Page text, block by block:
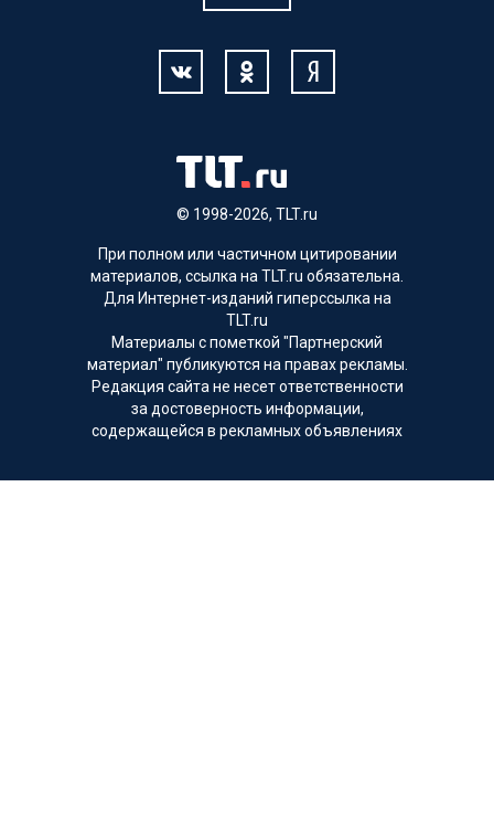
© 1998-2026, TLT.ru
При полном или частичном цитировании
материалов, ссылка на TLT.ru обязательна.
Для Интернет-изданий гиперссылка на
TLT.ru
Материалы с пометкой "Партнерский
материал" публикуются на правах рекламы.
Редакция сайта не несет ответственности
за достоверность информации,
содержащейся в рекламных объявлениях